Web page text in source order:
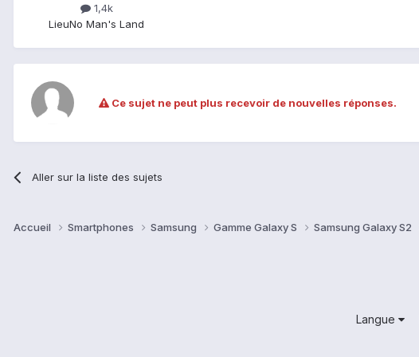
1,4k
LieuNo Man's Land
Ce sujet ne peut plus recevoir de nouvelles réponses.
Aller sur la liste des sujets
Accueil Smartphones Samsung Gamme Galaxy S Samsung Galaxy S2
Langue